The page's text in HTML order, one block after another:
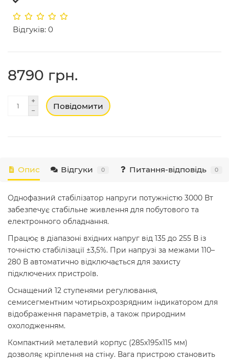
Відгуків: 0
8790 грн.
Повідомити
Опис Відгуки 0 Питання-відповідь 0
Однофазний стабілізатор напруги потужністю 3000 Вт
забезпечує стабільне живлення для побутового та
електронного обладнання.
Працює в діапазоні вхідних напруг від 135 до 255 В із
точністю стабілізації ±3,5%. При напрузі за межами 110–
280 В автоматично відключається для захисту
підключених пристроїв.
Оснащений 12 ступенями регулювання,
семисегментним чотирьохрозрядним індикатором для
відображення параметрів, а також природним
охолодженням.
Компактний металевий корпус (285х195х115 мм)
дозволяє кріплення на стіну. Вага пристрою становить